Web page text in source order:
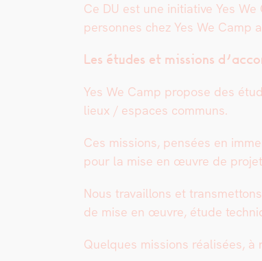
Ce DU est une ini­tia­tive Yes
per­son­nes chez Yes We Camp
Les études et mis­sions
Yes We Camp pro­pose des
lieux / espaces com­muns.
Ces mis­sions, pen­sées en
pour la mise en œuvre de
Nous tra­vail­lons et
de mise en œuvre, étude
Quelques mis­sions réal­isées, à